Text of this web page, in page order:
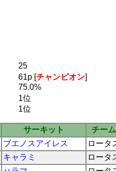
25
61p [チャンピオン]
75.0%
1位
1位
サーキット
チーム
ブエノスアイレス
ロータ
キャラミ
ロータ